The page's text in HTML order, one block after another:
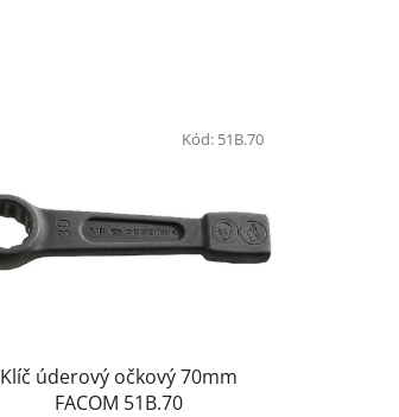
Klíč úderový očkový 70mm
FACOM 51B.70
Kód: 51B.70